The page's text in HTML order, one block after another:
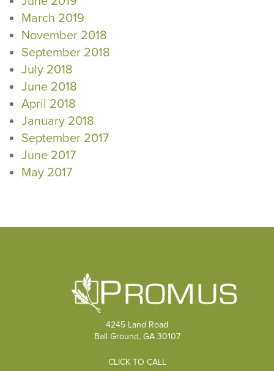
March 2019
November 2018
September 2018
July 2018
June 2018
April 2018
January 2018
September 2017
June 2017
May 2017
4245 Land Road
Ball Ground, GA 30107
CLICK TO CALL